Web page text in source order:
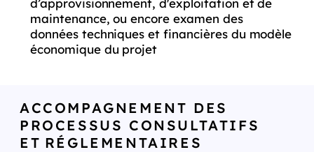
maintenance, ou encore examen des
données techniques et financières du modèle
économique du projet
ACCOMPAGNEMENT DES
PROCESSUS CONSULTATIFS
ET RÉGLEMENTAIRES